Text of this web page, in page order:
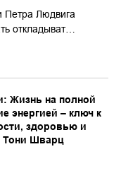
Петра Людвига
откладыват…
Жизнь на полной
энергией – ключ к
здоровью и
Тони Шварц